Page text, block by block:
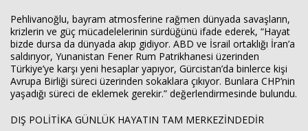
Pehlivanoğlu, bayram atmosferine rağmen dünyada savaşların,
krizlerin ve güç mücadelelerinin sürdüğünü ifade ederek, “Hayat
bizde dursa da dünyada akıp gidiyor. ABD ve İsrail ortaklığı İran’a
saldırıyor, Yunanistan Fener Rum Patrikhanesi üzerinden
Türkiye’ye karşı yeni hesaplar yapıyor, Gürcistan’da binlerce kişi
Avrupa Birliği süreci üzerinden sokaklara çıkıyor. Bunlara CHP’nin
yaşadığı süreci de eklemek gerekir.” değerlendirmesinde bulundu.
DIŞ POLİTİKA GÜNLÜK HAYATIN TAM MERKEZİNDEDİR